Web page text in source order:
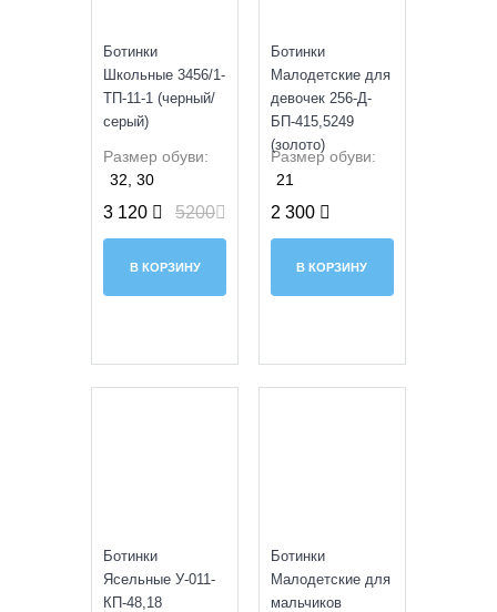
Ботинки
Школьные 3456/1-
ТП-11-1 (черный/
серый)
Размер обуви:
32, 30
3 120 5200
В КОРЗИНУ
Ботинки
Малодетские для
девочек 256-Д-
БП-415,5249
(золото)
Размер обуви:
21
2 300
В КОРЗИНУ
Ботинки
Ясельные У-011-
КП-48,18
Ботинки
Малодетские для
мальчиков